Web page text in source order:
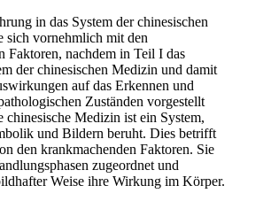
in das System der chinesischen
sich vornehmlich mit den
Faktoren, nachdem in Teil I das
der chinesischen Medizin und damit
auf das Erkennen und
Zuständen vorgestellt
chinesische Medizin ist ein System,
und Bildern beruht. Dies betrifft
den krankmachenden Faktoren. Sie
zugeordnet und
Weise ihre Wirkung im Körper.